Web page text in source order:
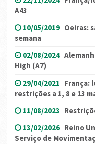
A43
10/05/2019 Oeiras:
semana
02/08/2024
High (A7)
29/04/2021 França:
restrições a 1, 8 e 13
11/08/2023
13/02/2026 Reino
Serviço de